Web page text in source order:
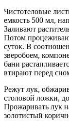
Чистотеловые
емкость 500 мл,
Заливают
Потом
суток. В
зверобоем,
бани
втирают перед
Режут лук,
столовой ложки,
Прожаривать лук
золотистый